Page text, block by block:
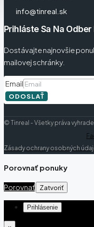
info@tinreal.sk
Prihláste Sa Na
Dostávajte najnovšie
mailovej schránky.
Email
ODOSLAŤ
© Tinreal - Všetky práva
Zásady ochrany osobných
Porovnať ponuky
Porovnať Zatvoriť
Prihlásenie